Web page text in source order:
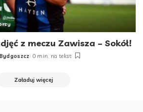
z meczu Zawisza – Sokół!
0 min. na tekst
Załaduj więcej